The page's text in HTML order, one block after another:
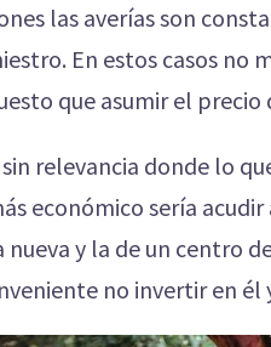
las averías son
En estos casos
que asumir el
relevancia donde lo
económico sería
y la de un centro
no invertir en